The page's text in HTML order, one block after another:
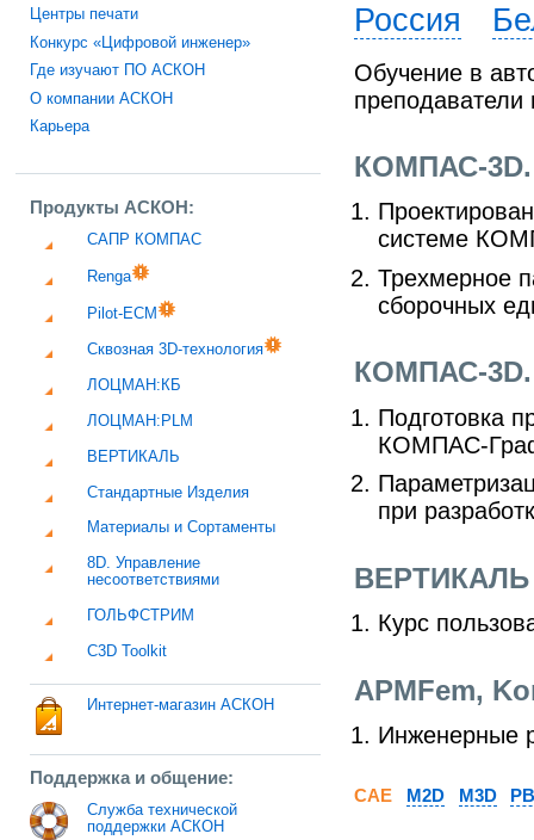
Центры печати
Конкурс «Цифровой инженер»
Где изучают ПО АСКОН
О компании АСКОН
Карьера
Продукты АСКОН:
САПР КОМПАС
Renga
Pilot-ECM
Сквозная 3D-технология
ЛОЦМАН:КБ
ЛОЦМАН:PLM
ВЕРТИКАЛЬ
Стандартные Изделия
Материалы и Сортаменты
8D. Управление
несоответствиями
ГОЛЬФСТРИМ
C3D Toolkit
Интернет-магазин АСКОН
Поддержка и общение:
Служба технической
поддержки АСКОН
Россия
Обучение в
КОМПАС-3D.
системе
Трехмерное
сборочных
КОМПАС-3D.
Подготовка
КОМПАС-
при
ВЕРТИКАЛЬ
Курс
APMFem,
Инженерные
CAE M2D M3D